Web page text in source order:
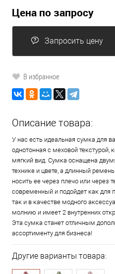
Цена по запросу
Запросить цену
В избранное
Описание товара:
У нас есть идеальная сумка для
однотонная с меховой текстурой,
мягкий вид. Сумка оснащена
технике и цвете, а длинный
носить ее через плечо или через
современный и подойдет как для
так и в качестве модного
молнию и имеет 2 внутренних
Эта сумка станет отличным
ассортименту для бизнеса!
Другие варианты товара: